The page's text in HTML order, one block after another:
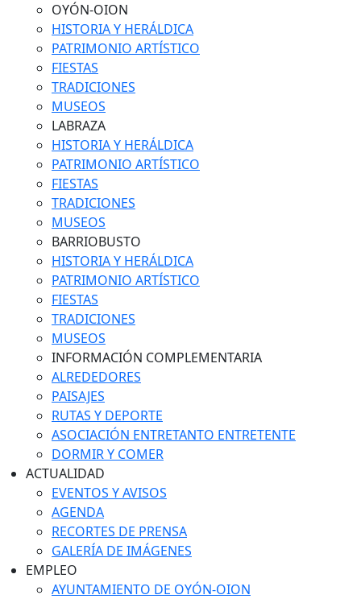
OYÓN-OION
HISTORIA Y HERÁLDICA
PATRIMONIO ARTÍSTICO
FIESTAS
TRADICIONES
MUSEOS
LABRAZA
HISTORIA Y HERÁLDICA
PATRIMONIO ARTÍSTICO
FIESTAS
TRADICIONES
MUSEOS
BARRIOBUSTO
HISTORIA Y HERÁLDICA
PATRIMONIO ARTÍSTICO
FIESTAS
TRADICIONES
MUSEOS
INFORMACIÓN COMPLEMENTARIA
ALREDEDORES
PAISAJES
RUTAS Y DEPORTE
ASOCIACIÓN ENTRETANTO ENTRETENTE
DORMIR Y COMER
ACTUALIDAD
EVENTOS Y AVISOS
AGENDA
RECORTES DE PRENSA
GALERÍA DE IMÁGENES
EMPLEO
AYUNTAMIENTO DE OYÓN-OION